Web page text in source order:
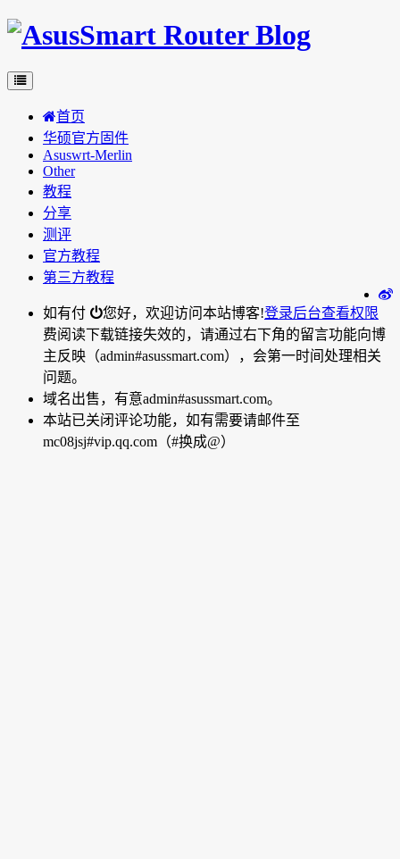
首页
华硕官方固件
Asuswrt-Merlin
Other
教程
分享
测评
官方教程
第三方教程
您好，欢迎访问本站博客!登录后台查看权限
如有付
费阅读下载链接失效的，请通过右下角的留言功能向博
主反映（admin#asussmart.com），会第一时间处理相关
问题。
域名出售，有意admin#asussmart.com。
本站已关闭评论功能，如有需要请邮件至
mc08jsj#vip.qq.com（#换成@）